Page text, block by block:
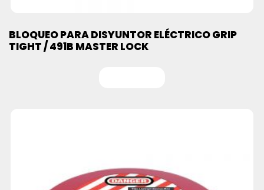
BLOQUEO PARA DISYUNTOR ELÉCTRICO GRIP
TIGHT / 491B MASTER LOCK